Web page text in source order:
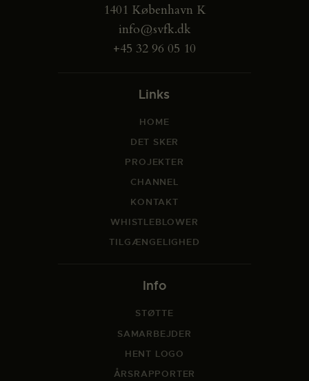
1401 København K
info@svfk.dk
+45 32 96 05 10
Links
HOME
DET SKER
PROJEKTER
CHANNEL
KONTAKT
WHISTLEBLOWER
TILGÆNGELIGHED
Info
STØTTE
SAMARBEJDER
HENT LOGO
ÅRSRAPPORTER